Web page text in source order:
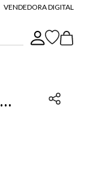
VENDEDORA DIGITAL